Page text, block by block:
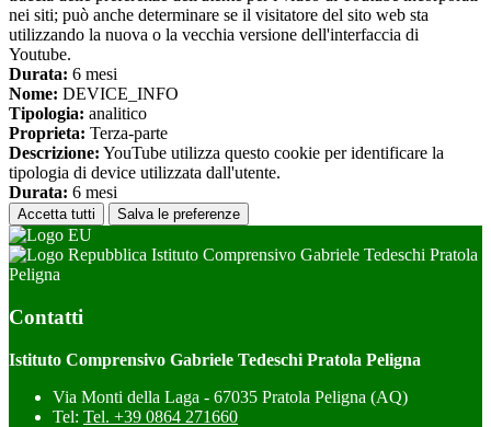
nei siti; può anche determinare se il visitatore del sito web sta
utilizzando la nuova o la vecchia versione dell'interfaccia di
Youtube.
Durata: 6 mesi
Nome: DEVICE_INFO
Tipologia: analitico
Proprieta: Terza-parte
Descrizione: YouTube utilizza questo cookie per identificare la
tipologia di device utilizzata dall'utente.
Durata: 6 mesi
Accetta tutti Salva le preferenze
Istituto Comprensivo Gabriele Tedeschi Pratola
Peligna
Contatti
Istituto Comprensivo Gabriele Tedeschi Pratola Peligna
Via Monti della Laga - 67035 Pratola Peligna (AQ)
Tel: Tel. +39 0864 271660